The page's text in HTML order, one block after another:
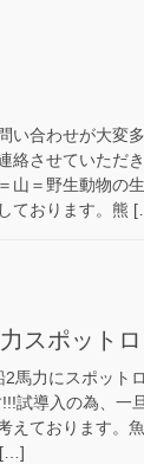
合わせが大変
絡させていただ
山＝野生動物の
ております。熊
スポット
力にスポット
試導入の為、一
えております。
[…]